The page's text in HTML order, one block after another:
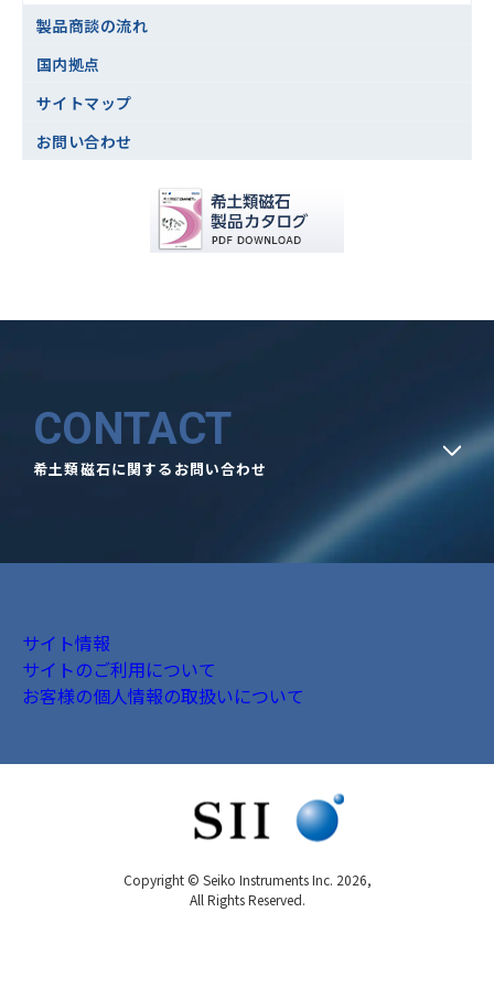
製品商談の流れ
国内拠点
サイトマップ
お問い合わせ
CONTACT
希土類磁石に関するお問い合わせ
サイト情報
サイトのご利用について
お客様の個人情報の取扱いについて
Copyright © Seiko Instruments Inc. 2026,
All Rights Reserved.